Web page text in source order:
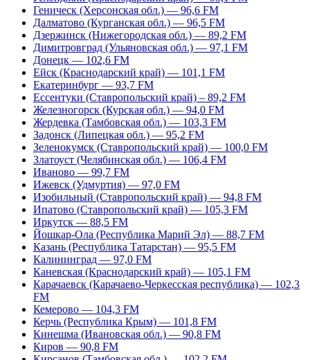
Геническ (Херсонская обл.) — 96,6 FM
Далматово (Курганская обл.) — 96,5 FM
Дзержинск (Нижегородская обл.) — 89,2 FM
Димитровград (Ульяновская обл.) — 97,1 FM
Донецк — 102,6 FM
Ейск (Краснодарский край) — 101,1 FM
Екатеринбург — 93,7 FM
Ессентуки (Ставропольский край) – 89,2 FM
Железногорск (Курская обл.) — 94,0 FM
Жердевка (Тамбовская обл.) — 103,3 FM
Задонск (Липецкая обл.) — 95,2 FM
Зеленокумск (Ставропольский край) — 100,0 FM
Златоуст (Челябинская обл.) — 106,4 FM
Иваново — 99,7 FM
Ижевск (Удмуртия) — 97,0 FM
Изобильный (Ставропольский край) — 94,8 FM
Ипатово (Ставропольский край) — 105,3 FM
Иркутск — 88,5 FM
Йошкар-Ола (Республика Марий Эл) — 88,7 FM
Казань (Республика Татарстан) — 95,5 FM
Калининград — 97,0 FM
Каневская (Краснодарский край) — 105,1 FM
Карачаевск (Карачаево-Черкесская республика) — 102,3
FM
Кемерово — 104,3 FM
Керчь (Республика Крым) — 101,8 FM
Кинешма (Ивановская обл.) — 90,8 FM
Киров — 90,8 FM